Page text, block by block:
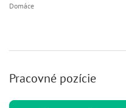
Domáce
Pracovné pozície